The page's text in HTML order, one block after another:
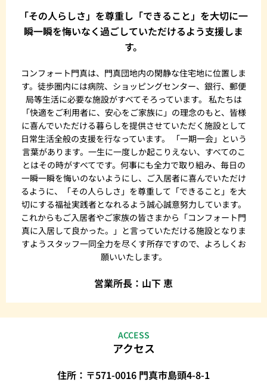
「その人らしさ」を尊重し「できること」を大切に一
瞬一瞬を悔いなく過ごしていただけるよう支援しま
す。
コンフォート門真は、門真団地内の閑静な住宅地に位置しま
す。徒歩圏内には病院、ショッピングセンター、銀行、郵便
局等生活に必要な施設がすべてそろっています。 私たちは
「快適をご利用者に、安心をご家族に」の理念のもと、皆様
に喜んでいただける暮らしを提供させていただく施設として
日常生活全般の支援を行なっています。 「一期一会」という
言葉があります。一生に一度しか起こりえない、すべてのこ
とはその時がすべてです。何事にも全力で取り組み、毎日の
一瞬一瞬を悔いのないようにし、ご入居者に喜んでいただけ
るように、「その人らしさ」を尊重して「できること」を大
切にする福祉実践者となれるよう誠心誠意努力しています。
これからもご入居者やご家族の皆さまから「コンフォート門
真に入居して良かった。」と言っていただける施設となりま
すようスタッフ一同全力を尽くす所存ですので、よろしくお
願いいたします。
営業所長：山下 恵
ACCESS
アクセス
住所：〒571-0016 門真市島頭4-8-1